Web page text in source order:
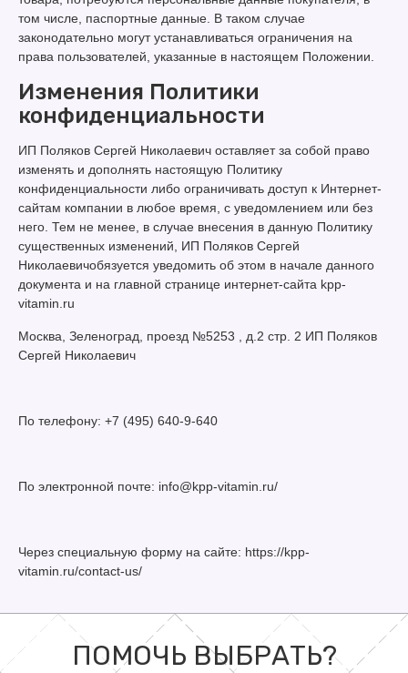
том числе, паспортные данные. В таком случае
законодательно могут устанавливаться ограничения на
права пользователей, указанные в настоящем Положении.
Изменения Политики
конфиденциальности
ИП Поляков Сергей Николаевич оставляет за собой право
изменять и дополнять настоящую Политику
конфиденциальности либо ограничивать доступ к Интернет-
сайтам компании в любое время, с уведомлением или без
него. Тем не менее, в случае внесения в данную Политику
существенных изменений, ИП Поляков Сергей
Николаевичобязуется уведомить об этом в начале данного
документа и на главной странице интернет-сайта kpp-
vitamin.ru
Москва, Зеленоград, проезд №5253 , д.2 стр. 2 ИП Поляков
Сергей Николаевич
По телефону: +7 (495) 640-9-640
По электронной почте: info@kpp-vitamin.ru/
Через специальную форму на сайте: https://kpp-
vitamin.ru/contact-us/
ПОМОЧЬ ВЫБРАТЬ?